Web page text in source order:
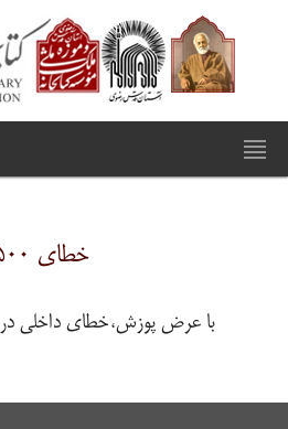
خطای ۵۰۰
با عرض پوزش،خطای داخلی